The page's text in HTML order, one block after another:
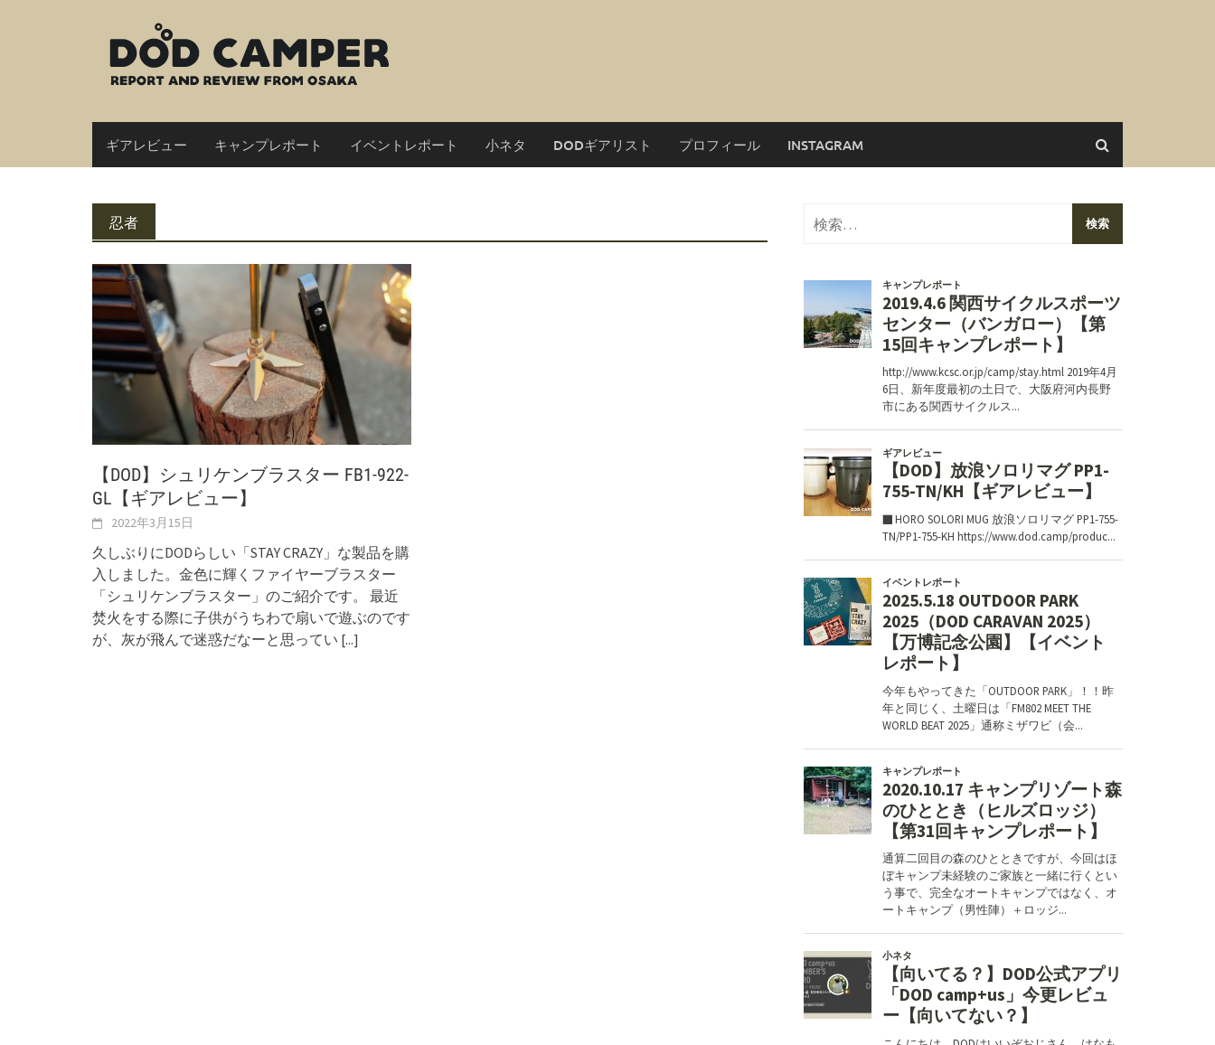
ギアレビュー キャンプレポート イベントレポート 小ネタ DODギアリスト プロフィール INSTAGRAM
忍者
【DOD】シュリケンブラスター FB1-922-
GL【ギアレビュー】
2022年3月15日
久しぶりにDODらしい「STAY CRAZY」な製品を購
入しました。金色に輝くファイヤーブラスター
「シュリケンブラスター」のご紹介です。 最近
焚火をする際に子供がうちわで扇いで遊ぶのです
が、灰が飛んで迷惑だなーと思ってい [...]
検
索: